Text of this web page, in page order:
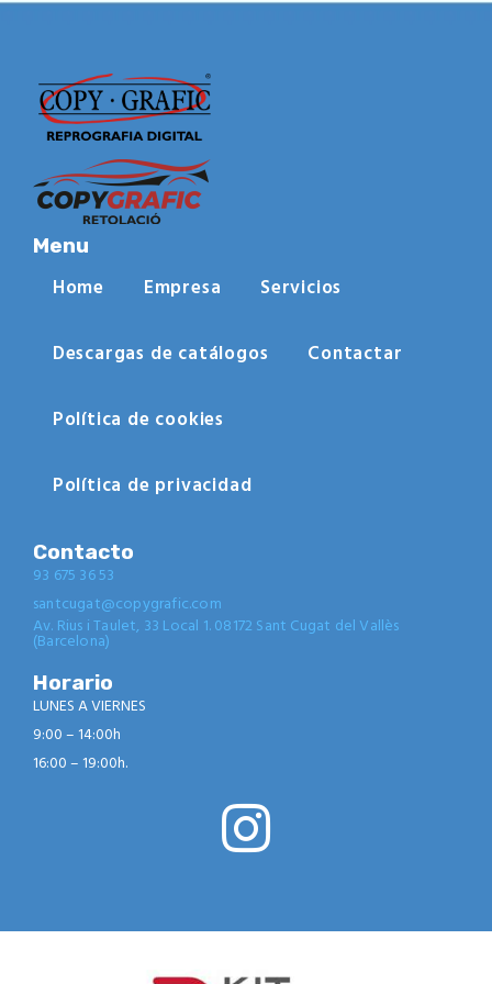
Menu
Home Empresa Servicios
Descargas de catálogos Contactar
Política de cookies
Política de privacidad
Contacto
93 675 36 53
santcugat@copygrafic.com
Av. Rius i Taulet, 33 Local 1. 08172 Sant Cugat del Vallès
(Barcelona)
Horario
LUNES A VIERNES
9:00 – 14:00h
16:00 – 19:00h.